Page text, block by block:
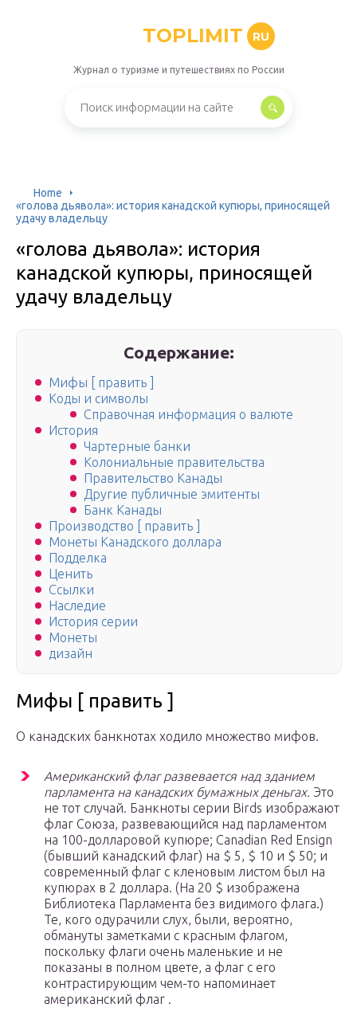
TOPLIMIT RU
Журнал о туризме и путешествиях по России
Home
«голова дьявола»: история канадской купюры, приносящей
удачу владельцу
«голова дьявола»: история
канадской купюры, приносящей
удачу владельцу
Содержание:
Мифы [ править ]
Коды и символы
Справочная информация о валюте
История
Чартерные банки
Колониальные правительства
Правительство Канады
Другие публичные эмитенты
Банк Канады
Производство [ править ]
Монеты Канадского доллара
Подделка
Ценить
Ссылки
Наследие
История серии
Монеты
дизайн
Мифы [ править ]
О канадских банкнотах ходило множество мифов.
Американский флаг развевается над зданием
парламента на канадских бумажных деньгах. Это
не тот случай. Банкноты серии Birds изображают
флаг Союза, развевающийся над парламентом
на 100-долларовой купюре; Canadian Red Ensign
(бывший канадский флаг) на $ 5, $ 10 и $ 50; и
современный флаг с кленовым листом был на
купюрах в 2 доллара. (На 20 $ изображена
Библиотека Парламента без видимого флага.)
Те, кого одурачили слух, были, вероятно,
обмануты заметками с красным флагом,
поскольку флаги очень маленькие и не
показаны в полном цвете, а флаг с его
контрастирующим чем-то напоминает
американский флаг .